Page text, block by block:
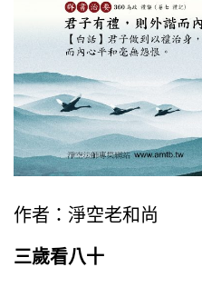
作者：淨空老和尚
三歲看八十